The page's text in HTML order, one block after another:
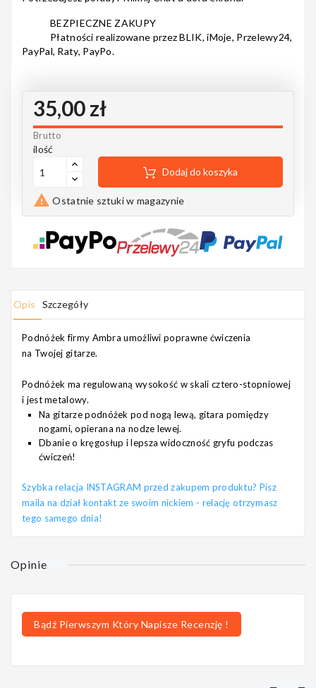
Prezenty
Notes
MAHILELE
Ortega
Usługi
BEZPIECZNE ZAKUPY
Płatności realizowane przez BLIK, iMoje, Przelewy24,
PayPal, Raty, PayPo.
35,00 zł
Brutto
ilość
Dodaj do koszyka
 Ostatnie sztuki w magazynie
Opis Szczegóły
Podnóżek firmy Ambra umożliwi poprawne ćwiczenia
na Twojej gitarze.
Podnóżek ma regulowaną wysokość w skali cztero-stopniowej
i jest metalowy.
Na gitarze podnóżek pod nogą lewą, gitara pomiędzy
nogami, opierana na nodze lewej.
Dbanie o kręgosłup i lepsza widoczność gryfu podczas
ćwiczeń!
Szybka relacja INSTAGRAM przed zakupem produktu? Pisz
maila na dział kontakt ze swoim nickiem - relację otrzymasz
tego samego dnia!
Opinie
Bądź Pierwszym Który Napisze Recenzję !